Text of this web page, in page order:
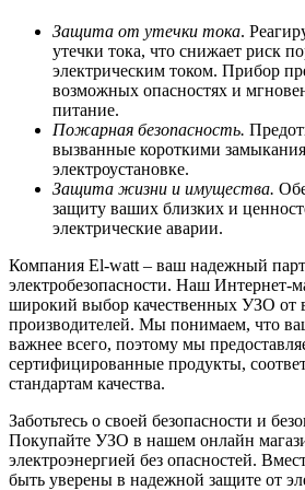
Защита от утечки тока.
утечки тока, что снижает риск
электрическим током. Прибор
возможных опасностях и
питание.
Пожарная безопасность.
вызванные короткими
электроустановке.
Защита жизни и имущества.
защиту ваших близких и
электрические аварии.
Компания El-watt – ваш надежный
электробезопасности. Наш Интернет-
широкий выбор качественных УЗО от
производителей. Мы понимаем, что
важнее всего, поэтому мы
сертифицированные продукты,
стандартам качества.
Заботьтесь о своей безопасности и
Покупайте УЗО в нашем онлайн
электроэнергией без опасностей.
быть уверены в надежной защите от